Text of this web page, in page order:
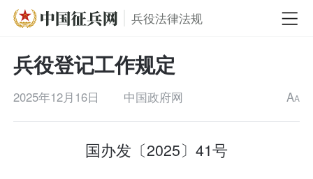
兵役法律法规
兵役登记工作规定
2025年12月16日 中国政府网 AA
国办发〔2025〕41号